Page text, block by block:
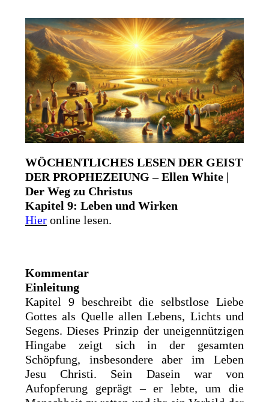
WÖCHENTLICHES LESEN DER GEIST
DER PROPHEZEIUNG – Ellen White |
Der Weg zu Christus
Kapitel 9: Leben und Wirken
Hier online lesen.
Kommentar
Einleitung
Kapitel 9 beschreibt die selbstlose Liebe
Gottes als Quelle allen Lebens, Lichts und
Segens. Dieses Prinzip der uneigennützigen
Hingabe zeigt sich in der gesamten
Schöpfung, insbesondere aber im Leben
Jesu Christi. Sein Dasein war von
Aufopferung geprägt – er lebte, um die